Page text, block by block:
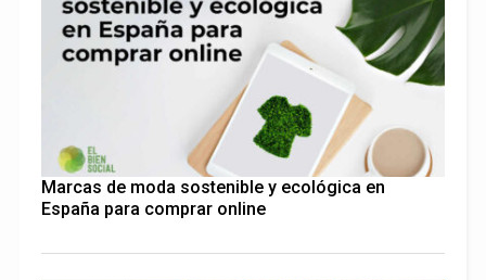
Marcas de moda sostenible y ecológica en
España para comprar online